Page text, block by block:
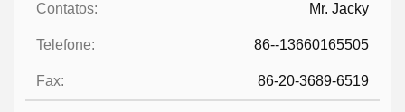
Contatos: Mr. Jacky
Telefone: 86--13660165505
Fax: 86-20-3689-6519